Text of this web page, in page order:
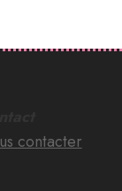
contacter